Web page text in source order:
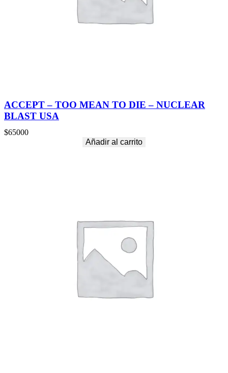
ACCEPT – TOO MEAN TO DIE – NUCLEAR
BLAST USA
$65000
Añadir al carrito